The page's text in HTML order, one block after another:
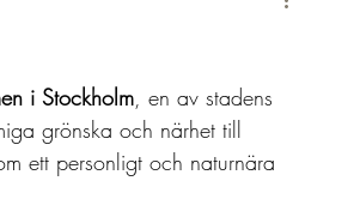
i Stockholm, en av stadens
grönska och närhet till
ett personligt och naturnära